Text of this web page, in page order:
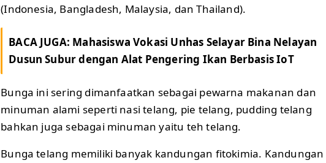
(Indonesia, Bangladesh, Malaysia, dan Thailand).
BACA JUGA: Mahasiswa Vokasi Unhas Selayar Bina Nelayan
Dusun Subur dengan Alat Pengering Ikan Berbasis IoT
Bunga ini sering dimanfaatkan sebagai pewarna makanan dan
minuman alami seperti nasi telang, pie telang, pudding telang
bahkan juga sebagai minuman yaitu teh telang.
Bunga telang memiliki banyak kandungan fitokimia. Kandungan